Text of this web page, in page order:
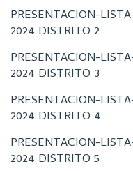
PRESENTACION-
2024 DISTRITO 2
PRESENTACION-
2024 DISTRITO 3
PRESENTACION-
2024 DISTRITO 4
PRESENTACION-
2024 DISTRITO 5